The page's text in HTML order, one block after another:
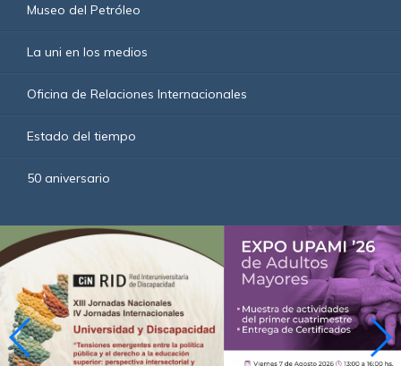
Museo del Petróleo
La uni en los medios
Oficina de Relaciones Internacionales
Estado del tiempo
50 aniversario